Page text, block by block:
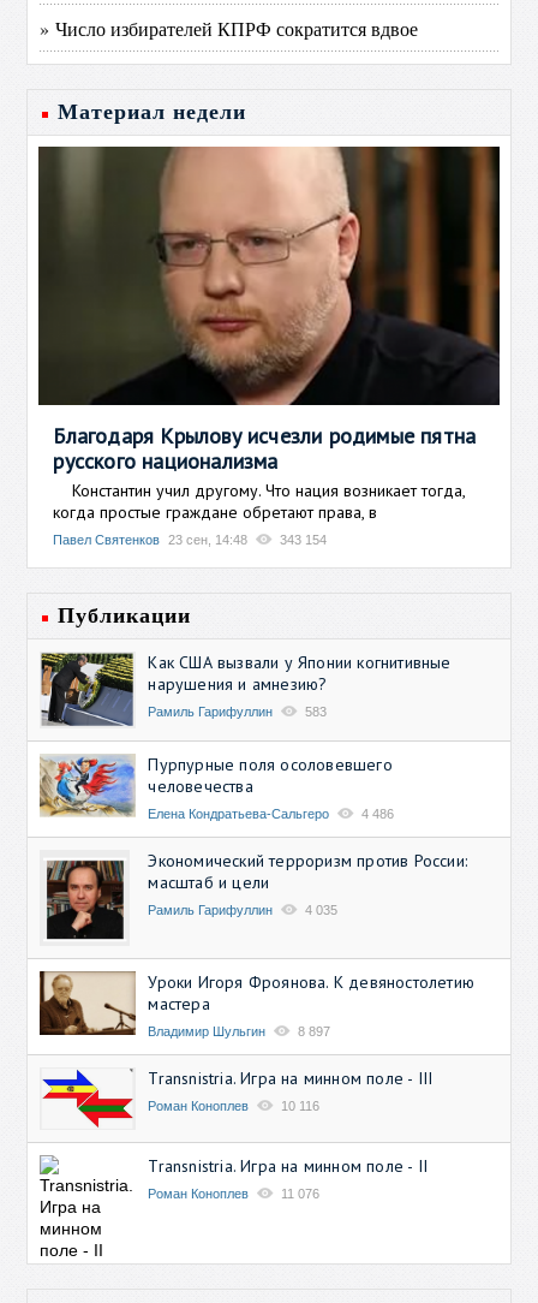
» Число избирателей КПРФ сократится вдвое
Материал недели
Благодаря Крылову исчезли родимые пятна
русского национализма
Константин учил другому. Что нация возникает тогда,
когда простые граждане обретают права, в
Павел Святенков 23 сен, 14:48 343 154
Публикации
Как США вызвали у Японии когнитивные
нарушения и амнезию?
Рамиль Гарифуллин 583
Пурпурные поля осоловевшего
человечества
Елена Кондратьева-Сальгеро 4 486
Экономический терроризм против России:
масштаб и цели
Рамиль Гарифуллин 4 035
Уроки Игоря Фроянова. К девяностолетию
мастера
Владимир Шульгин 8 897
Transnistria. Игра на минном поле - III
Роман Коноплев 10 116
Transnistria. Игра на минном поле - II
Роман Коноплев 11 076